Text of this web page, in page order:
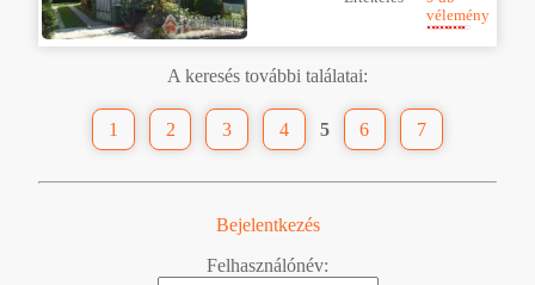
vélemény
A keresés további találatai:
1 2 3 4 5 6 7
Bejelentkezés
Felhasználónév: